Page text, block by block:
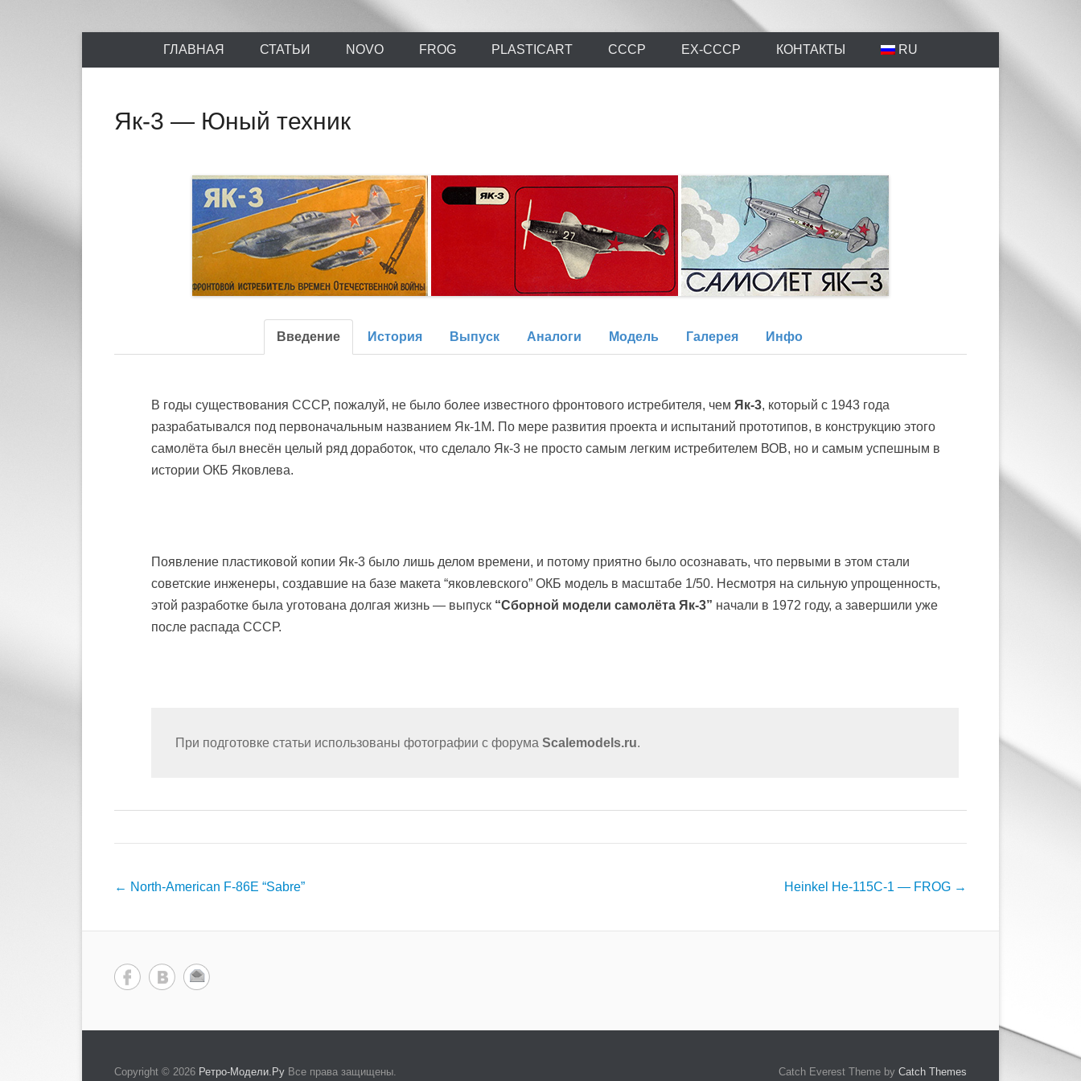
к
Ретро-Модели.Ру
ГЛАВНАЯ СТАТЬИ NOVO FROG PLASTICART СССР EX-СССР КОНТАКТЫ RU
Як-3 — Юный техник
Введение История Выпуск Аналоги Модель Галерея Инфо
В годы существования СССР, пожалуй, не было более известного фронтового истребителя, чем Як-3, который с 1943 года
разрабатывался под первоначальным названием Як-1М. По мере развития проекта и испытаний прототипов, в конструкцию этого
самолёта был внесён целый ряд доработок, что сделало Як-3 не просто самым легким истребителем ВОВ, но и самым успешным в
истории ОКБ Яковлева.
Появление пластиковой копии Як-3 было лишь делом времени, и потому приятно было осознавать, что первыми в этом стали
советские инженеры, создавшие на базе макета “яковлевского” ОКБ модель в масштабе 1/50. Несмотря на сильную упрощенность,
этой разработке была уготована долгая жизнь — выпуск “Сборной модели самолёта Як-3” начали в 1972 году, а завершили уже
после распада СССР.
При подготовке статьи использованы фотографии с форума Scalemodels.ru.
Навигация
записям
← North-American F-86E “Sabre” Heinkel He-115C-1 — FROG →
Copyright © 2026 Ретро-Модели.Ру Все права защищены. Catch Everest Theme by Catch Themes